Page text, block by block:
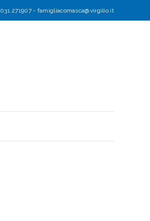
031.271907- famigliacomasca@virgilio.it